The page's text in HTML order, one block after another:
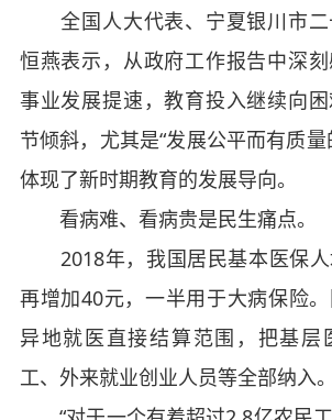
全国人大代表、宁夏银川市二
恒燕表示，从政府工作报告中深
事业发展提速，教育投入继续向
节倾斜，尤其是“发展公平而有质量
体现了新时期教育的发展导向。
看病难、看病贵是民生痛点。
2018年，我国居民基本医保人
再增加40元，一半用于大病保险
异地就医直接结算范围，把基层
工、外来就业创业人员等全部纳入。